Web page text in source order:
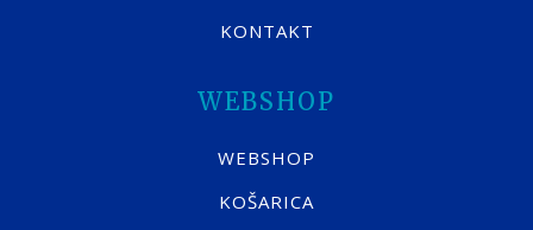
KONTAKT
WEBSHOP
WEBSHOP
KOŠARICA